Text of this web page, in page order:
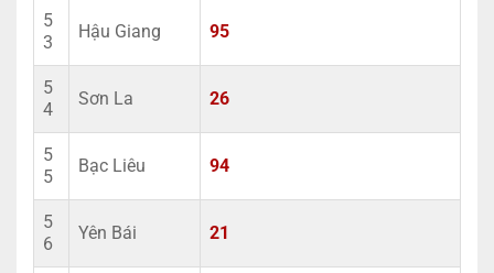
5
3
Hậu Giang 95
5
4
Sơn La 26
5
5
Bạc Liêu 94
5
6
Yên Bái 21